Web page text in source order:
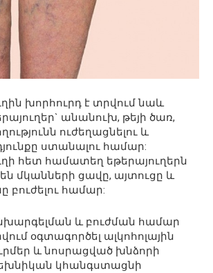
խորհուրդ է տրվում նաև
անանուխ, թեյի ծառ,
ուժեղացնելու և
ստանալու համար:
հետ համատեղ եթերայուղերն
մկանների ցավը, այտուցը և
բուժելու համար:
և բուժման համար
օգտագործել ալկոհոլային
և նոսրացված խնձորի
կհանգստացնի